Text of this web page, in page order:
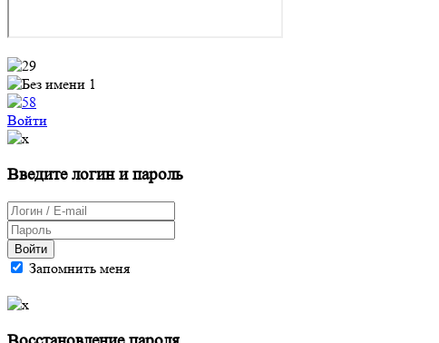
Войти
Введите логин и пароль
Войти
Запомнить меня